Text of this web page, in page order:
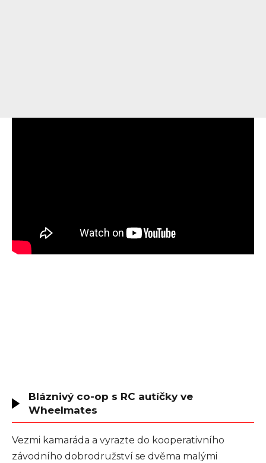
Bláznivý co-op s RC autíčky ve
Wheelmates
Vezmi kamaráda a vyrazte do kooperativního
závodního dobrodružství se dvěma malými